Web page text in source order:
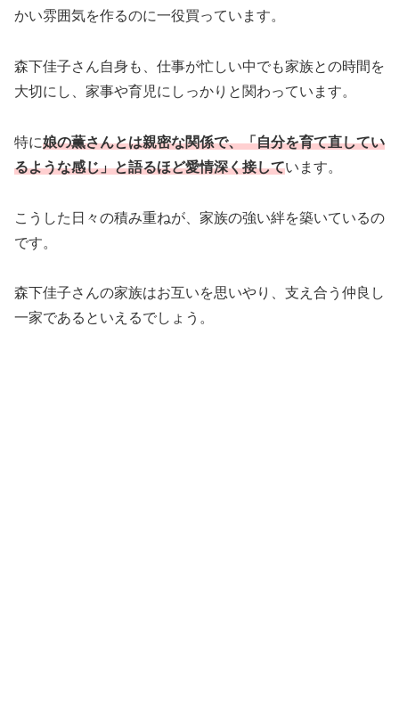
かい雰囲気を作るのに一役買っています。
森下佳子さん自身も、仕事が忙しい中でも家族との時間を
大切にし、家事や育児にしっかりと関わっています。
特に娘の薫さんとは親密な関係で、「自分を育て直してい
るような感じ」と語るほど愛情深く接しています。
こうした日々の積み重ねが、家族の強い絆を築いているの
です。
森下佳子さんの家族はお互いを思いやり、支え合う仲良し
一家であるといえるでしょう。